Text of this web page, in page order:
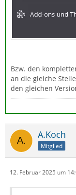
Bzw. den
an die gleiche
den gleichen
A.Koch
Mitglied
12. Februar 2025 um